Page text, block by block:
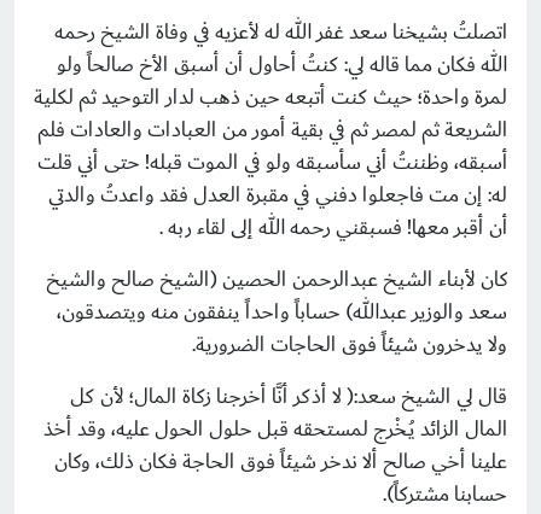
اتصلتُ بشيخنا سعد غفر الله له لأعزيه في وفاة الشيخ رحمه
الله فكان مما قاله لي: كنتُ أحاول أن أسبق الأخ صالحاً ولو
لمرة واحدة؛ حيث كنت أتبعه حين ذهب لدار التوحيد ثم لكلية
الشريعة ثم لمصر ثم في بقية أمور من العبادات والعادات فلم
أسبقه، وظننتُ أني سأسبقه ولو في الموت قبله! حتى أني قلت
له: إن مت فاجعلوا دفني في مقبرة العدل فقد واعدتُ والدتي
أن أقبر معها! فسبقني رحمه الله إلى لقاء ربه .
كان لأبناء الشيخ عبدالرحمن الحصين (الشيخ صالح والشيخ
سعد والوزير عبدالله) حساباً واحداً ينفقون منه ويتصدقون،
ولا يدخرون شيئاً فوق الحاجات الضرورية.
قال لي الشيخ سعد:( لا أذكر أنَّا أخرجنا زكاة المال؛ لأن كل
المال الزائد يُـخْرج لمستحقه قبل حلول الحول عليه، وقد أخذ
علينا أخي صالح ألا ندخر شيئاً فوق الحاجة فكان ذلك، وكان
حسابنا مشتركاً).